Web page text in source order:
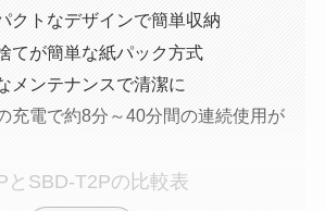
クトなデザインで簡単収納
てが簡単な紙パック方式
メンテナンスで清潔に
充電で約8分～40分間の連続使用が
とSBD-T2Pの比較表